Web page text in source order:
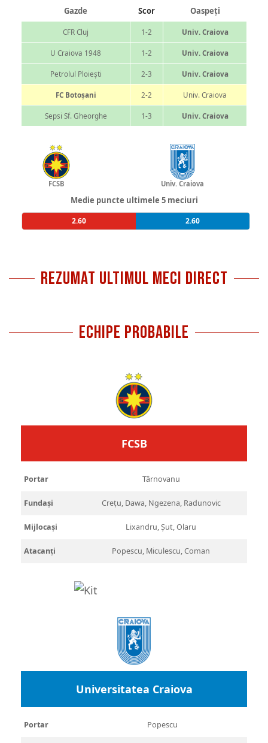
Gazde Scor Oaspeți
CFR Cluj 1-2 Univ. Craiova
U Craiova 1948 1-2 Univ. Craiova
Petrolul Ploiești 2-3 Univ. Craiova
FC Botoșani 2-2 Univ. Craiova
Sepsi Sf. Gheorghe 1-3 Univ. Craiova
FCSB Univ. Craiova
Medie puncte ultimele 5 meciuri
2.60 2.60
REZUMAT ULTIMUL MECI DIRECT
ECHIPE PROBABILE
FCSB
Portar Târnovanu
Fundași Crețu, Dawa, Ngezena, Radunovic
Mijlocași Lixandru, Șut, Olaru
Atacanți Popescu, Miculescu, Coman
Universitatea Craiova
Portar Popescu